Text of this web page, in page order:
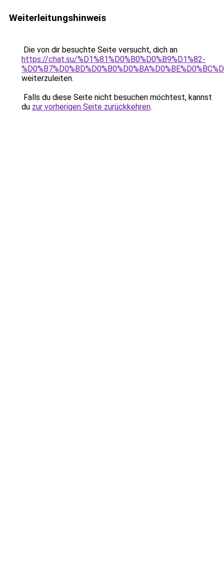
Weiterleitungshinweis
Die von dir besuchte Seite versucht, dich an
https://chat.su/%D1%81%D0%B0%D0%B9%D1%82-
weiterzuleiten.
Falls du diese Seite nicht besuchen möchtest, kannst
du zur vorherigen Seite zurückkehren.